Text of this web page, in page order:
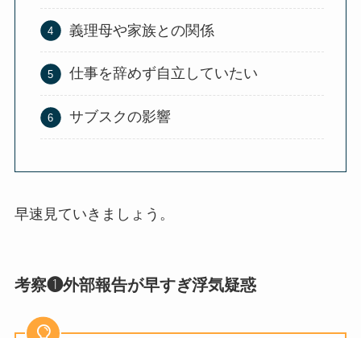
義理母や家族との関係
仕事を辞めず自立していたい
サブスクの影響
早速見ていきましょう。
考察❶外部報告が早すぎ浮気疑惑